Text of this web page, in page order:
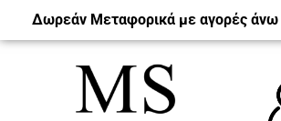
Δωρεάν Μεταφορικά με αγορές